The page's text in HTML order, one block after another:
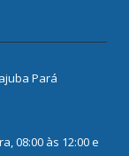
Pará
08:00 às 12:00 e